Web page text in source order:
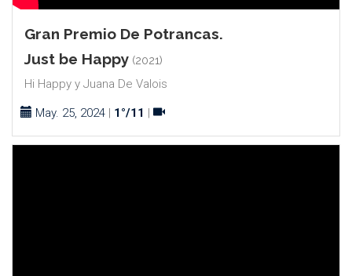
Gran Premio De Potrancas.
Just be Happy (2021)
Hi Happy y Juana De Valois
May. 25, 2024 | 1°/11 |